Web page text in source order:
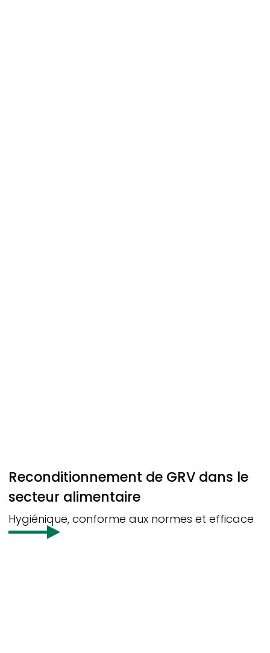
Reconditionnement de GRV dans le
secteur alimentaire
Hygiénique, conforme aux normes et efficace